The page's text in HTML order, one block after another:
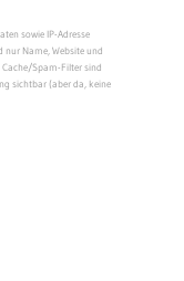
sowie IP-Adresse
nur Name, Website und
Cache/Spam-Filter sind
sichtbar (aber da, keine